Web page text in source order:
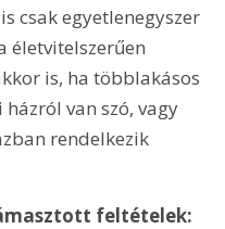
csak egyetlenegyszer
életvitelszerűen
is, ha többlakásos
van szó, vagy
rendelkezik
feltételek: